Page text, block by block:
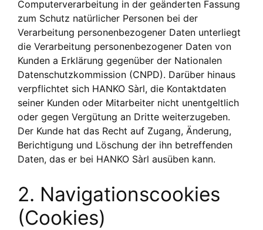
Computerverarbeitung in der geänderten Fassung
zum Schutz natürlicher Personen bei der
Verarbeitung personenbezogener Daten unterliegt
die Verarbeitung personenbezogener Daten von
Kunden a Erklärung gegenüber der Nationalen
Datenschutzkommission (CNPD). Darüber hinaus
verpflichtet sich HANKO Sàrl, die Kontaktdaten
seiner Kunden oder Mitarbeiter nicht unentgeltlich
oder gegen Vergütung an Dritte weiterzugeben.
Der Kunde hat das Recht auf Zugang, Änderung,
Berichtigung und Löschung der ihn betreffenden
Daten, das er bei HANKO Sàrl ausüben kann.
2. Navigationscookies
(Cookies)